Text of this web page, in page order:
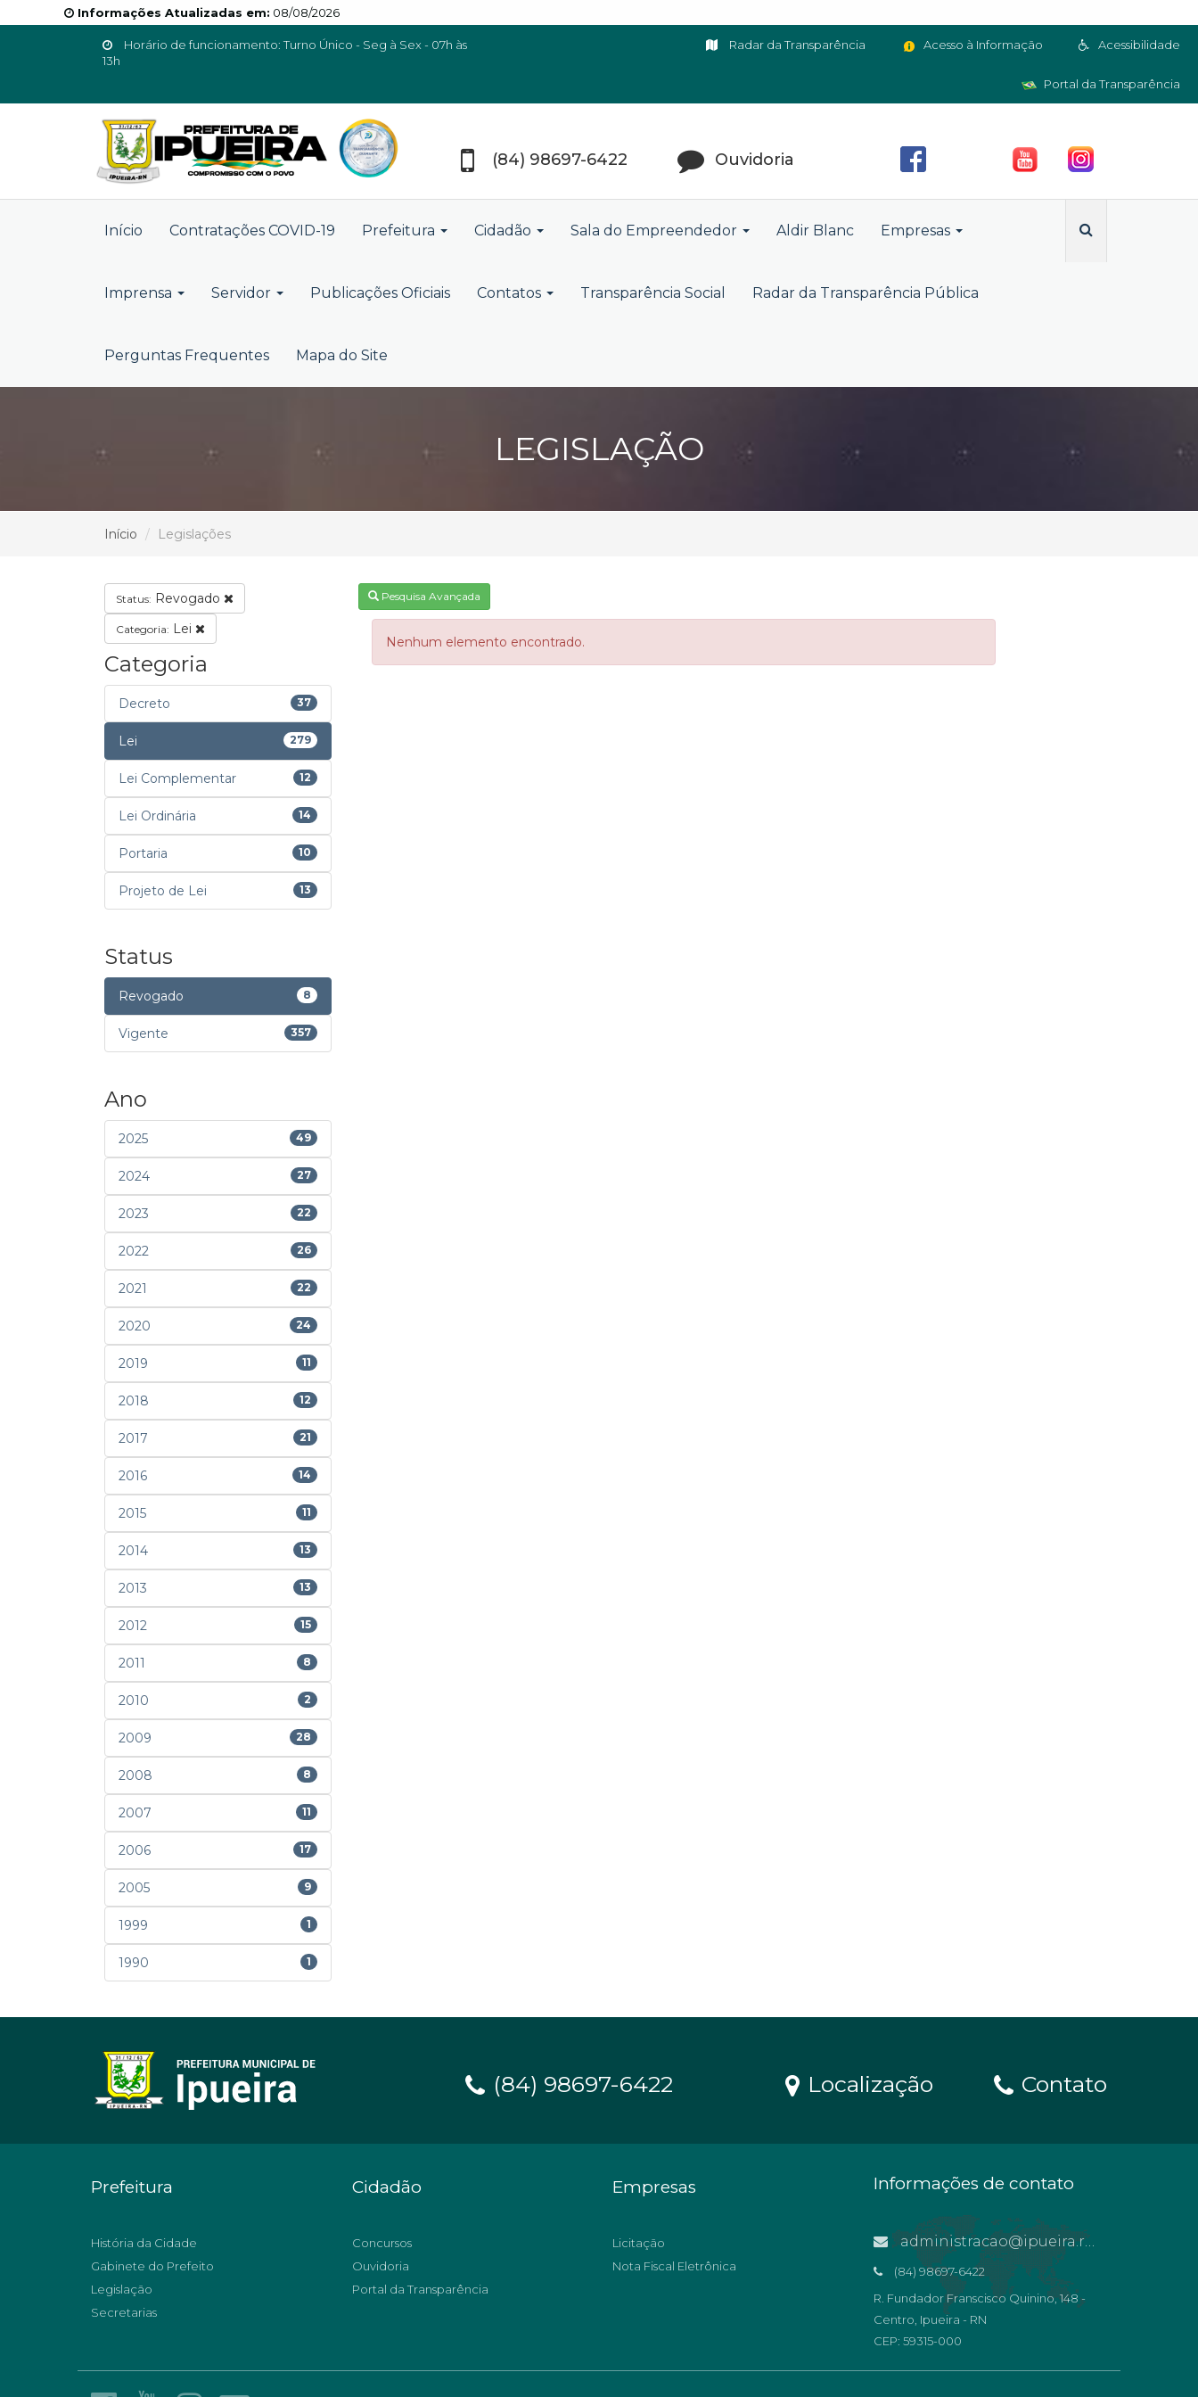
Informações Atualizadas em: 08/08/2026
Horário de funcionamento: Turno Único - Seg à Sex - 07h às
13h
Acessibilidade
Acesso à Informação
Radar da Transparência
Portal da Transparência
(84) 98697-6422 Ouvidoria
Início Contratações COVID-19 Prefeitura Cidadão Sala do Empreendedor Aldir Blanc Empresas
Imprensa Servidor Publicações Oficiais Contatos Transparência Social Radar da Transparência Pública
Perguntas Frequentes Mapa do Site
LEGISLAÇÃO
Início Legislações
Status: Revogado
Categoria: Lei
Categoria
Decreto 37
Lei 279
Lei Complementar 12
Lei Ordinária 14
Portaria 10
Projeto de Lei 13
Status
Revogado 8
Vigente 357
Ano
2025 49
2024 27
2023 22
2022 26
2021 22
2020 24
2019 11
2018 12
2017 21
2016 14
2015 11
2014 13
2013 13
2012 15
2011 8
2010 2
2009 28
2008 8
2007 11
2006 17
2005 9
1999 1
1990 1
Pesquisa Avançada
Nenhum elemento encontrado.
(84) 98697-6422 Localização Contato
Prefeitura
História da Cidade
Gabinete do Prefeito
Legislação
Secretarias
Cidadão
Concursos
Ouvidoria
Portal da Transparência
Empresas
Licitação
Nota Fiscal Eletrônica
Informações de contato
administracao@ipueira.rn.gov.br
(84) 98697-6422
R. Fundador Franscisco Quinino, 148 -
Centro, Ipueira - RN
CEP: 59315-000